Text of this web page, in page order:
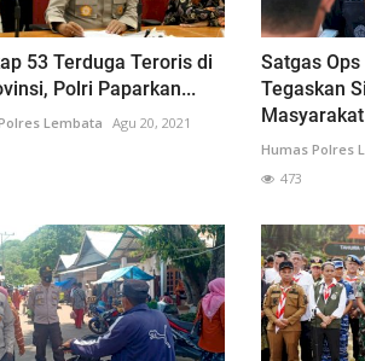
53 Terduga Teroris di
Polri Paparkan...
Lembata Agu 20, 2021
Satgas
Tegaskan
Humas Polres
473